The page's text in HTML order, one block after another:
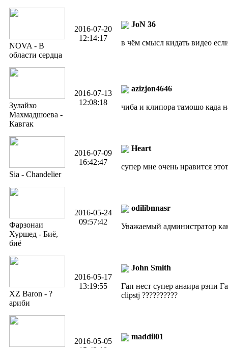
NOVA - В
области сердца
2016-07-20
12:14:17
JoN 36
в чём смысл кидать видео
Зулайхо
Махмадшоева -
Кавгак
2016-07-13
12:08:18
azizjon4646
чиба и клипора тамошо када
Sia - Chandelier
2016-07-09
16:42:47
Heart
супер мне очень нравится
Фарзонаи
Хуршед - Биё,
биё
2016-05-24
09:57:42
odilibnnasr
Уважаемый администратор
XZ Baron - ?
ариби
2016-05-17
13:19:55
John Smith
Гап нест супер анаира рэпи
clipstj ??????????
2016-05-05
maddil01